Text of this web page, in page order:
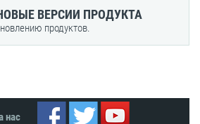
ВЕРСИИ ПРОДУКТА
продуктов.
нас